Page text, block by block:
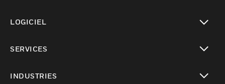
LOGICIEL
SERVICES
INDUSTRIES